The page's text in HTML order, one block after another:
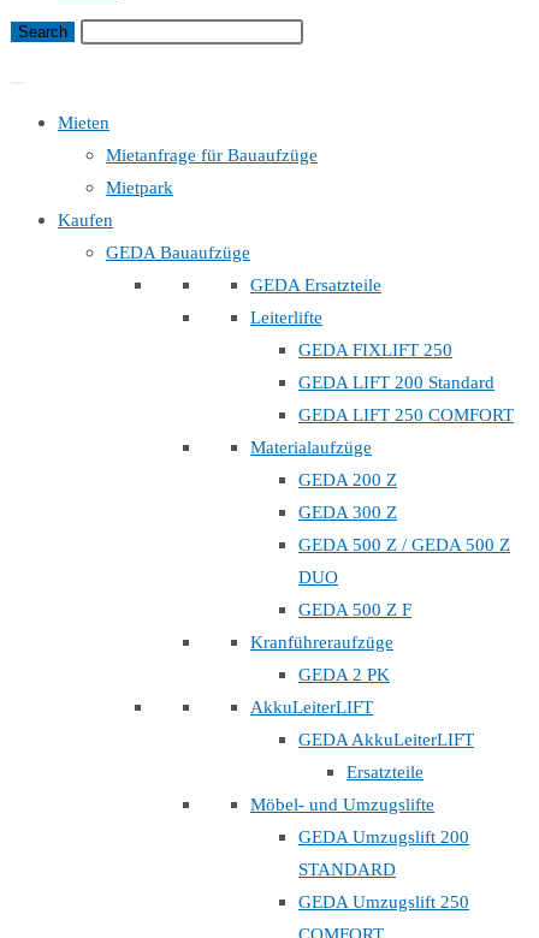
Mieten
Mietanfrage für Bauaufzüge
Mietpark
Kaufen
GEDA Bauaufzüge
GEDA Ersatzteile
Leiterlifte
GEDA FIXLIFT 250
GEDA LIFT 200 Standard
GEDA LIFT 250 COMFORT
Materialaufzüge
GEDA 200 Z
GEDA 300 Z
GEDA 500 Z / GEDA 500 Z
DUO
GEDA 500 Z F
Kranführeraufzüge
GEDA 2 PK
AkkuLeiterLIFT
GEDA AkkuLeiterLIFT
Ersatzteile
Möbel- und Umzugslifte
GEDA Umzugslift 200
STANDARD
GEDA Umzugslift 250